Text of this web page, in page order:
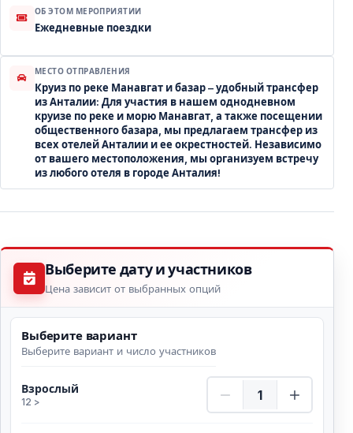
ОБ ЭТОМ МЕРОПРИЯТИИ
Ежедневные поездки
МЕСТО ОТПРАВЛЕНИЯ
Круиз по реке Манавгат и базар – удобный трансфер
из Анталии: Для участия в нашем однодневном
круизе по реке и морю Манавгат, а также посещении
общественного базара, мы предлагаем трансфер из
всех отелей Анталии и ее окрестностей. Независимо
от вашего местоположения, мы организуем встречу
из любого отеля в городе Анталия!
Выберите дату и участников
Цена зависит от выбранных опций
Выберите вариант
Выберите вариант и число участников
Взрослый
12 >
Взрослый Количество